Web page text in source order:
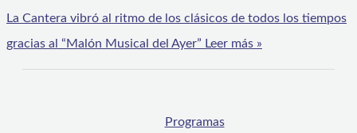
La Cantera vibró al ritmo de los clásicos de todos los tiempos
gracias al “Malón Musical del Ayer” Leer más »
Programas